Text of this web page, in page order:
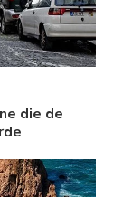
die de